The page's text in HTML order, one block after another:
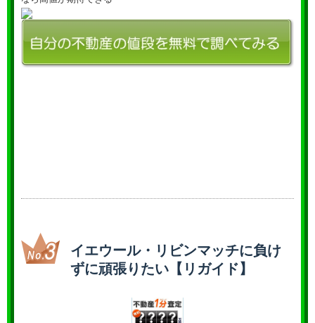
イエウール・リビンマッチに負け
ずに頑張りたい【リガイド】